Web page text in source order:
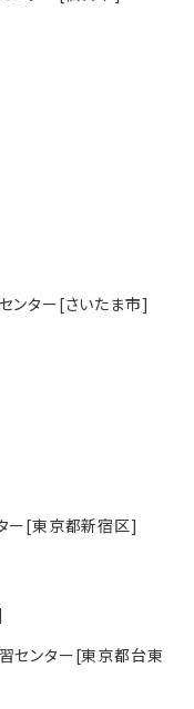
ンター[さいたま市]
ー[東京都新宿区]
センター[東京都台東